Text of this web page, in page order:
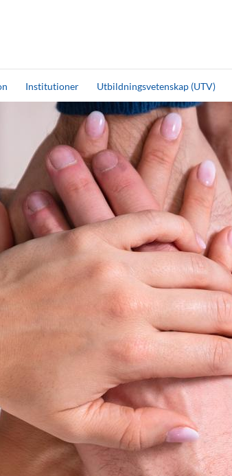
Institutioner Utbildningsvetenskap (UTV)